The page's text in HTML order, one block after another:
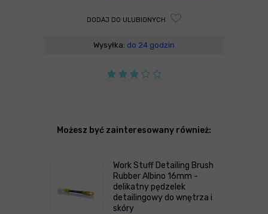
DODAJ DO ULUBIONYCH
Wysyłka: do 24 godzin
Możesz być zainteresowany również:
Work Stuff Detailing Brush
Rubber Albino 16mm -
delikatny pędzelek
detailingowy do wnętrza i
skóry